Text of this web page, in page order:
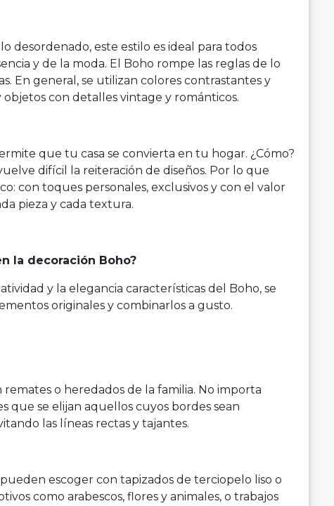
desordenado, este estilo es ideal para todos
y de la moda. El Boho rompe las reglas de lo
En general, se utilizan colores contrastantes y
con detalles vintage y románticos.
que tu casa se convierta en tu hogar. ¿Cómo?
difícil la reiteración de diseños. Por lo que
con toques personales, exclusivos y con el valor
pieza y cada textura.
la decoración Boho?
y la elegancia características del Boho, se
originales y combinarlos a gusto.
o heredados de la familia. No importa
que se elijan aquellos cuyos bordes sean
las líneas rectas y tajantes.
pueden escoger con tapizados de terciopelo liso o
como arabescos, flores y animales, o trabajos